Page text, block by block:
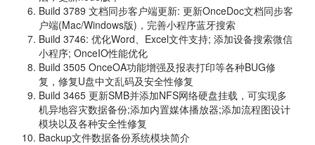
Build 3789 文档同步客户端更新: 更新OnceDoc文档同步客
户端(Mac/Windows版)，完善小程序蓝牙搜索
Build 3746: 优化Word、Excel文件支持; 添加设备搜索微信
小程序; OnceIO性能优化
Build 3505 OnceOA功能增强及报表打印等各种BUG修
复，修复U盘中文乱码及安全性修复
Build 3465 更新SMB并添加NFS网络硬盘挂载，可实现多
机异地容灾数据备份;添加内置媒体播放器;添加流程图设计
模块以及各种安全性修复
Backup文件数据备份系统模块简介